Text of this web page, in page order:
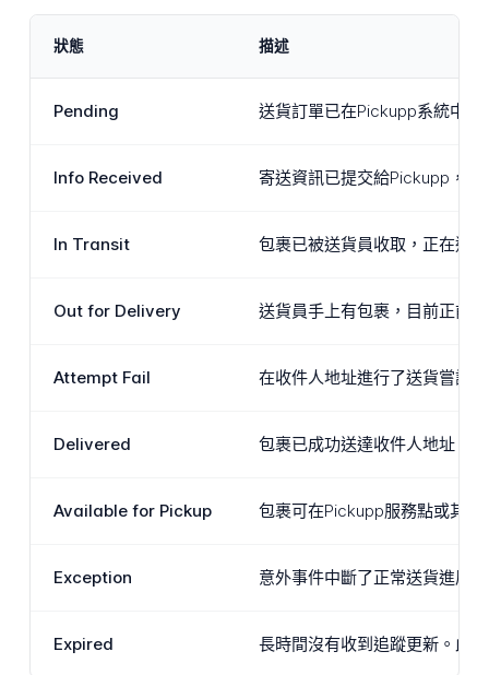
狀態 描述
Pending 送貨訂單已在Pickupp系統中
Info Received 寄送資訊已提交給Pickupp，
In Transit 包裹已被送貨員收取，正在送
Out for Delivery 送貨員手上有包裹，目前正前
Attempt Fail 在收件人地址進行了送貨嘗試
Delivered 包裹已成功送達收件人地址。
Available for Pickup 包裹可在Pickupp服務點或其
Exception 意外事件中斷了正常送貨進展
Expired 長時間沒有收到追蹤更新。此